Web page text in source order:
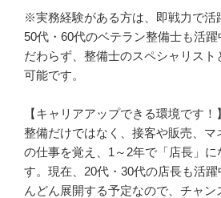
※実務経験がある方は、即戦力で活
50代・60代のベテラン整備士も活
だわらず、整備士のスペシャリスト
可能です。
【キャリアアップできる環境です！】
整備だけではなく、接客や販売、マ
の仕事を覚え、1～2年で「店長」に
す。現在、20代・30代の店長も活
んどん展開する予定なので、チャン